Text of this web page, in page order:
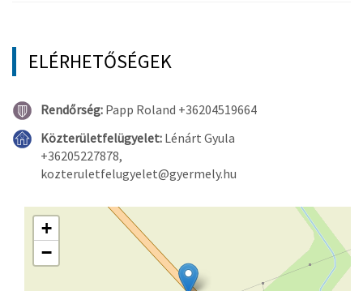
ELÉRHETŐSÉGEK
Rendőrség: Papp Roland +36204519664
Közterületfelügyelet: Lénárt Gyula
+36205227878,
kozteruletfelugyelet@gyermely.hu
+
−